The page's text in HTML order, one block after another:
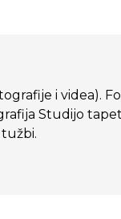
i videa).
Studijo